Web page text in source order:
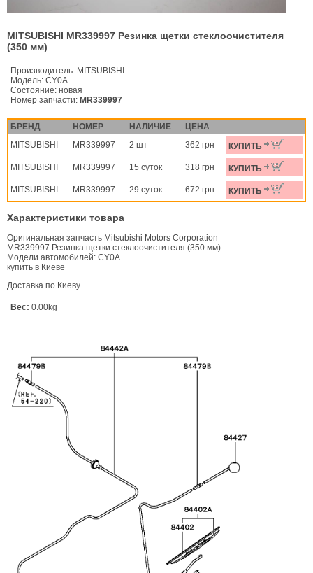
MITSUBISHI MR339997 Резинка щетки стеклоочистителя
(350 мм)
Производитель: MITSUBISHI
Модель: CY0A
Состояние: новая
Номер запчасти: MR339997
БРЕНД НОМЕР НАЛИЧИЕ
ЦЕНА
MITSUBISHI
MR339997 2 шт 362 грн КУПИТЬ
MITSUBISHI MR339997 15 суток 318 грн КУПИТЬ
MITSUBISHI MR339997 29 суток 672 грн КУПИТЬ
Характеристики товара
Оригинальная запчасть Mitsubishi Motors Corporation
MR339997 Резинка щетки стеклоочистителя (350 мм)
Модели автомобилей: CY0A
купить в Киеве
Доставка по Киеву
Вес: 0.00kg